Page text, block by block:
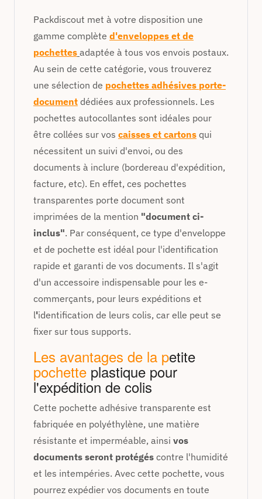
Packdiscout met à votre disposition une
gamme complète d'enveloppes et de
pochettes adaptée à tous vos envois postaux.
Au sein de cette catégorie, vous trouverez
une sélection de pochettes adhésives porte-
document dédiées aux professionnels. Les
pochettes autocollantes sont idéales pour
être collées sur vos caisses et cartons qui
nécessitent un suivi d'envoi, ou des
documents à inclure (bordereau d'expédition,
facture, etc). En effet, ces pochettes
transparentes porte document sont
imprimées de la mention "document ci-
inclus". Par conséquent, ce type d'enveloppe
et de pochette est idéal pour l'identification
rapide et garanti de vos documents. Il s'agit
d'un accessoire indispensable pour les e-
commerçants, pour leurs expéditions et
l'identification de leurs colis, car elle peut se
fixer sur tous supports.
Les avantages de la petite
pochette plastique pour
l'expédition de colis
Cette pochette adhésive transparente est
fabriquée en polyéthylène, une matière
résistante et imperméable, ainsi vos
documents seront protégés contre l'humidité
et les intempéries. Avec cette pochette, vous
pourrez expédier vos documents en toute